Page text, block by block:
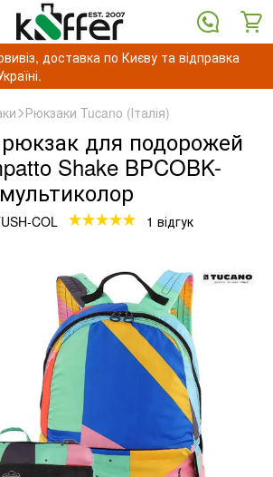
доставка по Києву та відправка
Рюкзаки Tucano (Італія)
для подорожей
Shake BPCOBK-
COL 1 відгук